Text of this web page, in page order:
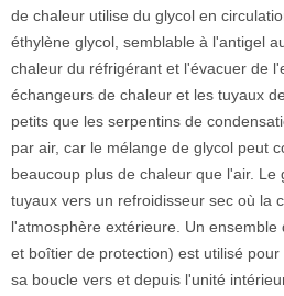
de chaleur utilise du glycol en
éthylène glycol, semblable à l'antigel
chaleur du réfrigérant et l'évacuer de
échangeurs de chaleur et les tuyaux
petits que les serpentins de
par air, car le mélange de glycol peut
beaucoup plus de chaleur que l'air. Le
tuyaux vers un refroidisseur sec où la
l'atmosphère extérieure. Un
et boîtier de protection) est utilisé
sa boucle vers et depuis l'unité